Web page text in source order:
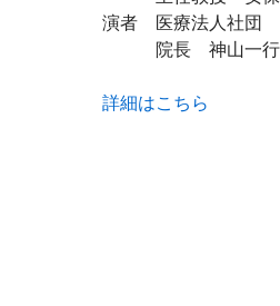
演者　医療法人社団
院長　神山一行
詳細はこちら